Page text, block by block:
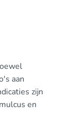
aan
zijn
en